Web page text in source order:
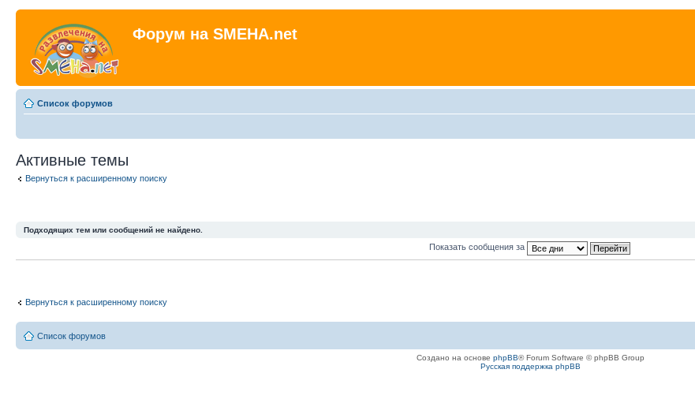
Форум на SMEHA.net
Список форумов
Активные темы
Вернуться к расширенному поиску
Подходящих тем или сообщений не найдено.
Показать сообщения за
Вернуться к расширенному поиску
Список форумов
Создано на основе phpBB® Forum Software © phpBB Group
Русская поддержка phpBB